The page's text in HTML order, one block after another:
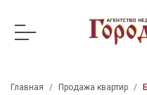
Главная Продажа квартир